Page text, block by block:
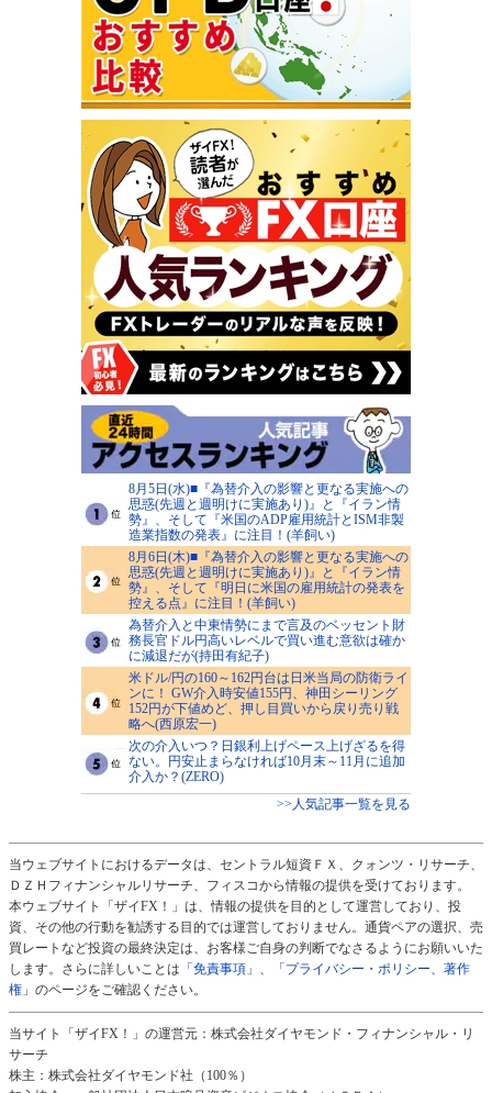
8月5日(水)■『為替介入の影響と更なる実施への
思惑(先週と週明けに実施あり)』と『イラン情
勢』、そして『米国のADP雇用統計とISM非製
造業指数の発表』に注目！(羊飼い)
8月6日(木)■『為替介入の影響と更なる実施への
思惑(先週と週明けに実施あり)』と『イラン情
勢』、そして『明日に米国の雇用統計の発表を
控える点』に注目！(羊飼い)
為替介入と中東情勢にまで言及のベッセント財
務長官ドル円高いレベルで買い進む意欲は確か
に減退だが(持田有紀子)
米ドル/円の160～162円台は日米当局の防衛ライ
ンに！ GW介入時安値155円、神田シーリング
152円が下値めど、押し目買いから戻り売り戦
略へ(西原宏一)
次の介入いつ？日銀利上げペース上げざるを得
ない。円安止まらなければ10月末～11月に追加
介入か？(ZERO)
>>人気記事一覧を見る
当ウェブサイトにおけるデータは、セントラル短資ＦＸ、クォンツ・リサーチ、
ＤＺＨフィナンシャルリサーチ、フィスコから情報の提供を受けております。
本ウェブサイト「ザイFX！」は、情報の提供を目的として運営しており、投
資、その他の行動を勧誘する目的では運営しておりません。通貨ペアの選択、売
買レートなど投資の最終決定は、お客様ご自身の判断でなさるようにお願いいた
します。さらに詳しいことは 「免責事項」 、
「プライバシー・ポリシー、著作
権」 のページをご確認ください。
当サイト「ザイFX！」の運営元：株式会社ダイヤモンド・フィナンシャル・リ
サーチ
株主：株式会社ダイヤモンド社（100％）